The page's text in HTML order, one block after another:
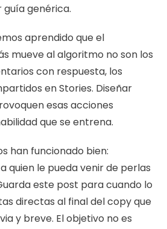
genérica.
aprendido que el
mueve al algoritmo no son los
con respuesta, los
en Stories. Diseñar
esas acciones
que se entrena.
han funcionado bien:
quien le pueda venir de perlas
este post para cuando lo
directas al final del copy que
y breve. El objetivo no es